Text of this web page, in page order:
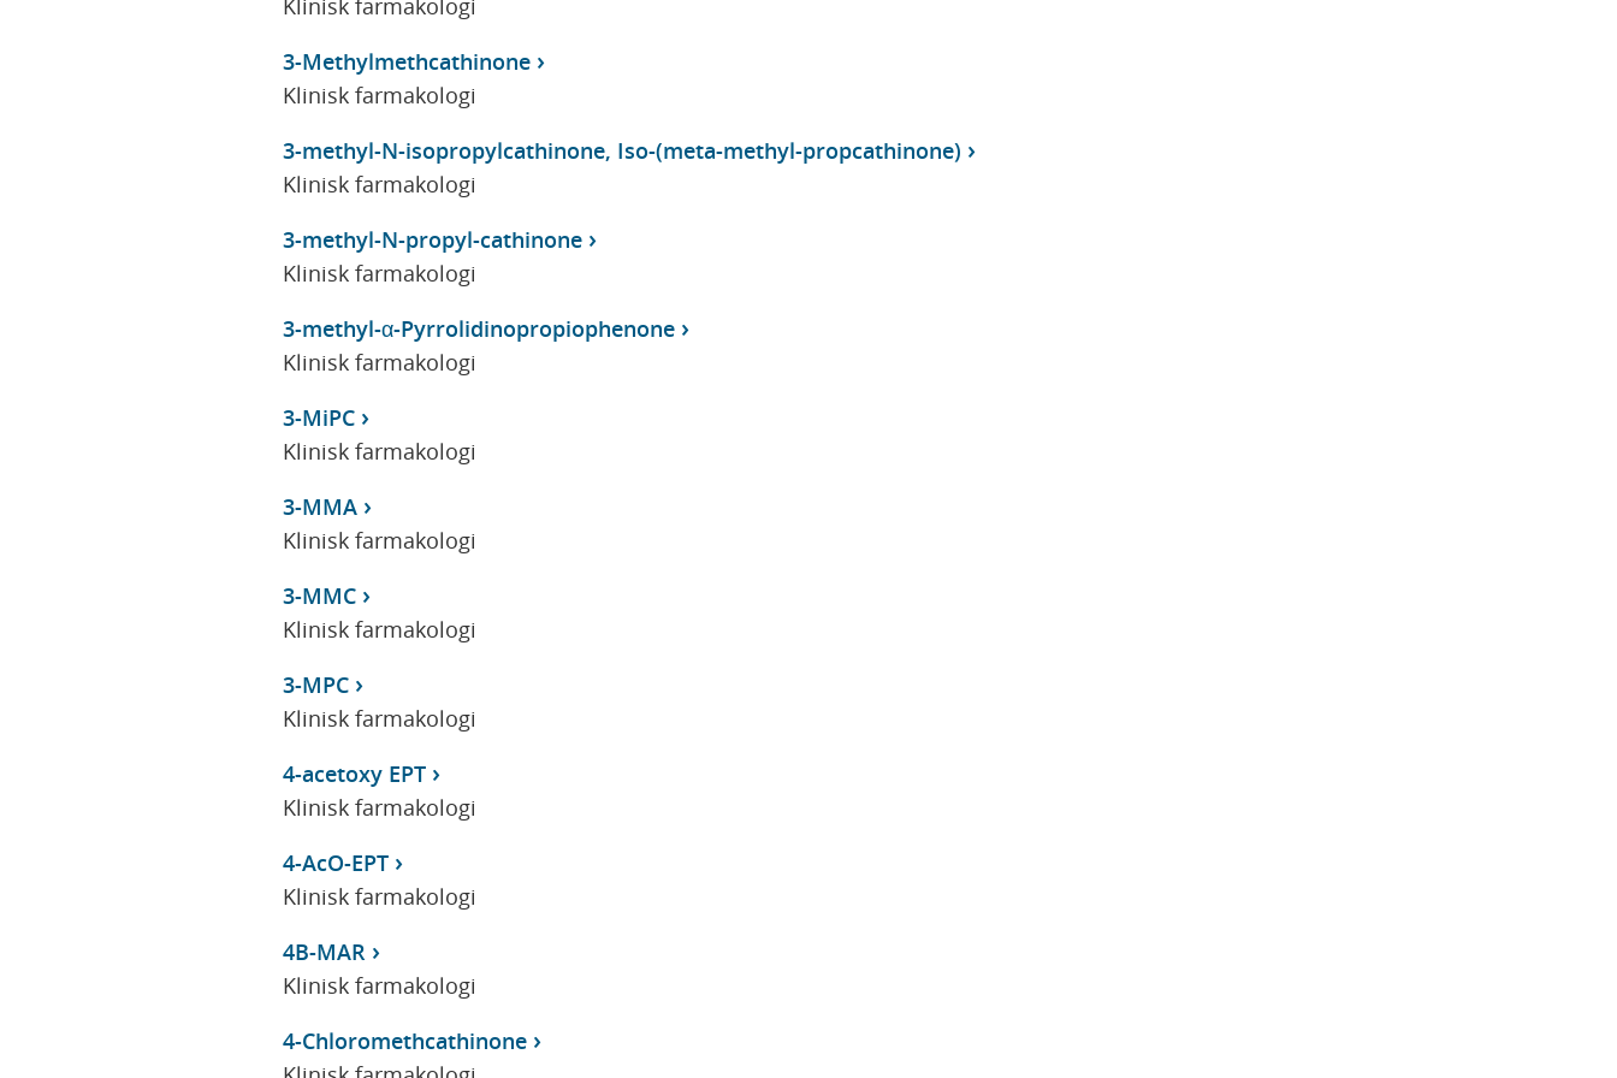
3-Methylmethcathinone
Klinisk farmakologi
3-methyl-N-isopropylcathinone, Iso-(meta-methyl-propcathinone)
Klinisk farmakologi
3-methyl-N-propyl-cathinone
Klinisk farmakologi
3-methyl-α-Pyrrolidinopropiophenone
Klinisk farmakologi
3-MiPC
Klinisk farmakologi
3-MMA
Klinisk farmakologi
3-MMC
Klinisk farmakologi
3-MPC
Klinisk farmakologi
4-acetoxy EPT
Klinisk farmakologi
4-AcO-EPT
Klinisk farmakologi
4B-MAR
Klinisk farmakologi
4-Chloromethcathinone